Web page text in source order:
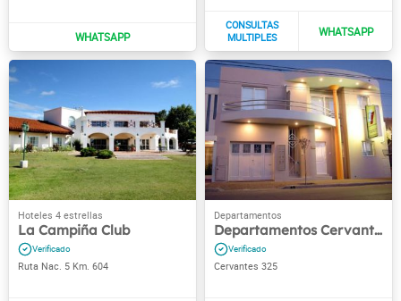
La Campiña Club
Ruta Nac. 5 Km. 604
Departamentos Cervantes
Cervantes 325